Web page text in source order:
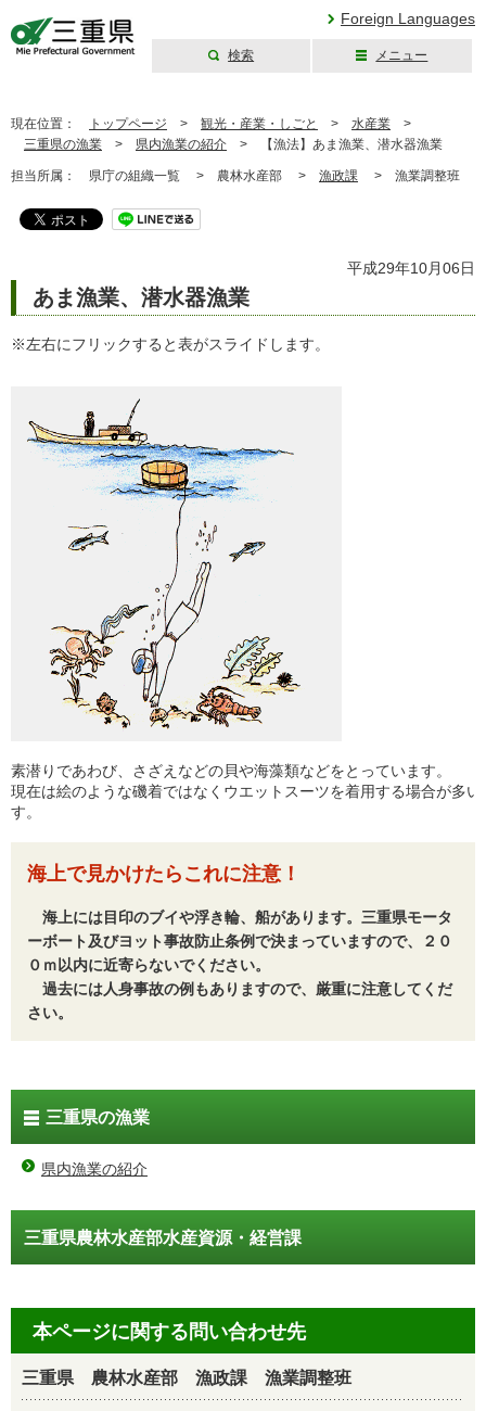
Foreign Languages
検索 メニュー
現在位置： トップページ > 観光・産業・しごと > 水産業 >
三重県の漁業 > 県内漁業の紹介 > 【漁法】あま漁業、潜水器漁業
担当所属： 県庁の組織一覧 > 農林水産部 > 漁政課 > 漁業調整班
平成29年10月06日
あま漁業、潜水器漁業
※左右にフリックすると表がスライドします。
素潜りであわび、さざえなどの貝や海藻類などをとっています。
現在は絵のような磯着ではなくウエットスーツを着用する場合が多い
す。
海上で見かけたらこれに注意！
海上には目印のブイや浮き輪、船があります。三重県モータ
ーボート及びヨット事故防止条例で決まっていますので、２０
０ｍ以内に近寄らないでください。
過去には人身事故の例もありますので、厳重に注意してくだ
さい。
三重県の漁業
県内漁業の紹介
三重県農林水産部水産資源・経営課
本ページに関する問い合わせ先
三重県 農林水産部 漁政課 漁業調整班